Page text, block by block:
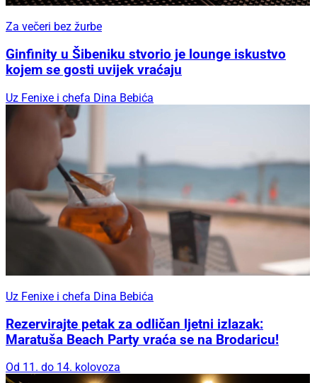
Za večeri bez žurbe
Ginfinity u Šibeniku stvorio je lounge iskustvo
kojem se gosti uvijek vraćaju
Uz Fenixe i chefa Dina Bebića
Uz Fenixe i chefa Dina Bebića
Rezervirajte petak za odličan ljetni izlazak:
Maratuša Beach Party vraća se na Brodaricu!
Od 11. do 14. kolovoza